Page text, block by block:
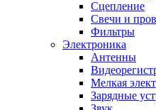
Сцепление
Свечи и
Фильтры
Электроника
Антенны
Мелкая
Зарядные